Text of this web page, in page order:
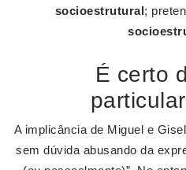
socioestrutural;
É certo
A implicância de Miguel e
sem dúvida abusando da